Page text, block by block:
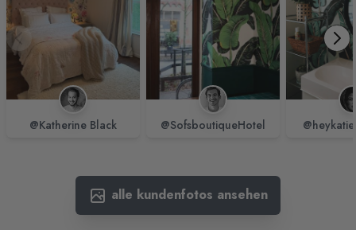
@Katherine Black @SofsboutiqueHotel
alle kundenfotos ansehen